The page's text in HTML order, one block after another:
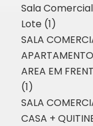
Sala
Lote (1)
SALA
AREA EM
(1)
SALA
CASA +